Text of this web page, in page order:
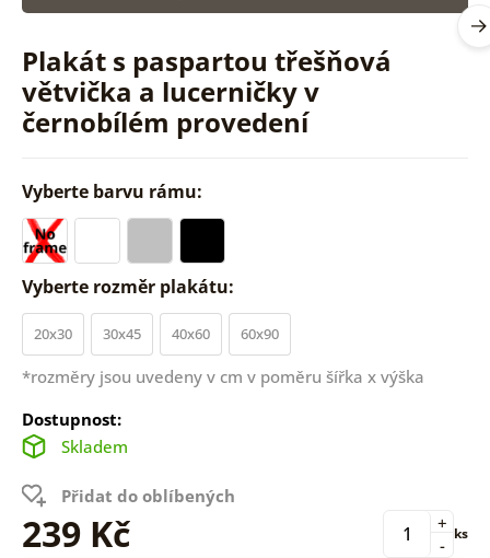
Plakát s paspartou třešňová
větvička a lucerničky v
černobílém provedení
Vyberte barvu rámu:
Vyberte rozměr plakátu:
20x30 30x45 40x60 60x90
*rozměry jsou uvedeny v cm v poměru šířka x výška
Dostupnost:
Skladem
Přidat do oblíbených
239 Kč -
+ ks